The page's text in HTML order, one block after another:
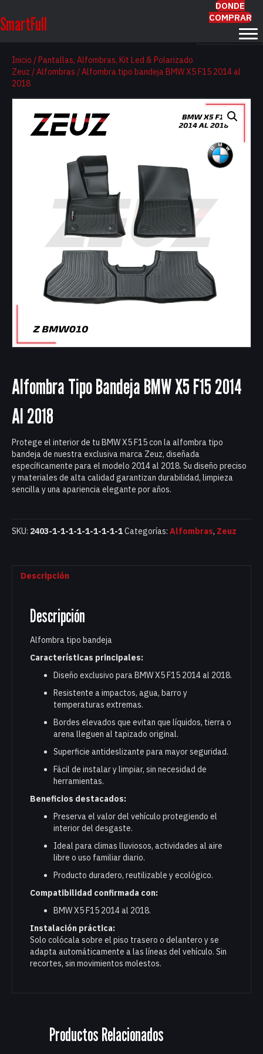
SmartFull
DONDE
COMPRAR
Inicio /Pantallas, Alfombras, Kit Led & Polarizado
Zeuz /Alfombras / Alfombra tipo bandeja BMW X5 F15 2014 al
2018
Alfombra Tipo Bandeja BMW X5 F15 2014
Al 2018
Protege el interior de tu BMW X5 F15 con la alfombra tipo
bandeja de nuestra exclusiva marca Zeuz, diseñada
específicamente para el modelo 2014 al 2018. Su diseño preciso
y materiales de alta calidad garantizan durabilidad, limpieza
sencilla y una apariencia elegante por años.
SKU: 2403-1-1-1-1-1-1-1-1-1Categorías: Alfombras, Zeuz
Descripción
Descripción
Alfombra tipo bandeja
Características principales:
Diseño exclusivo para BMW X5 F15 2014 al 2018.
Resistente a impactos, agua, barro y
temperaturas extremas.
Bordes elevados que evitan que líquidos, tierra o
arena lleguen al tapizado original.
Superficie antideslizante para mayor seguridad.
Fácil de instalar y limpiar, sin necesidad de
herramientas.
Beneficios destacados:
Preserva el valor del vehículo protegiendo el
interior del desgaste.
Ideal para climas lluviosos, actividades al aire
libre o uso familiar diario.
Producto duradero, reutilizable y ecológico.
Compatibilidad confirmada con:
BMW X5 F15 2014 al 2018.
Instalación práctica:
Solo colócala sobre el piso trasero o delantero y se
adapta automáticamente a las líneas del vehículo. Sin
recortes, sin movimientos molestos.
Productos Relacionados